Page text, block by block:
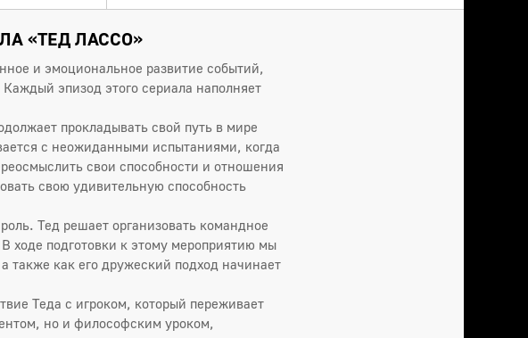
«ТЕД ЛАССО»
и эмоциональное развитие событий,
эпизод этого сериала наполняет
прокладывать свой путь в мире
с неожиданными испытаниями, когда
свои способности и отношения
свою удивительную способность
Тед решает организовать командное
ходе подготовки к этому мероприятию мы
как его дружеский подход начинает
Теда с игроком, который переживает
но и философским уроком,